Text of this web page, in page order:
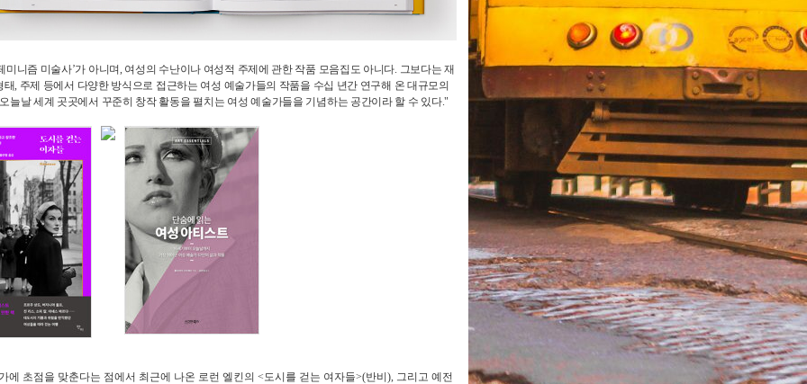
미니즘 미술사’가 아니며, 여성의 수난이나 여성적 주제에 관한 작품 모음집도 아니다. 그보다는 재
태, 주제 등에서 다양한 방식으로 접근하는 여성 예술가들의 작품을 수십 년간 연구해 온 대규모의
늘날 세계 곳곳에서 꾸준히 창작 활동을 펼치는 여성 예술가들을 기념하는 공간이라 할 수 있다."
에 초점을 맞춘다는 점에서 최근에 나온 로런 엘킨의 <도시를 걷는 여자들>(반비), 그리고 예전